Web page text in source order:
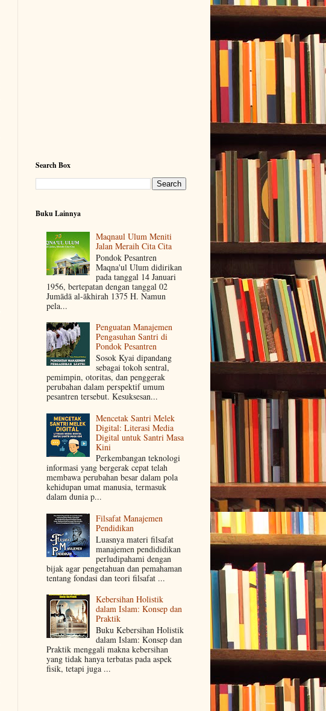
Search Box
Buku Lainnya
Maqnaul Ulum Meniti
Jalan Meraih Cita Cita
Pondok Pesantren
Maqna'ul Ulum didirikan
pada tanggal 14 Januari
1956, bertepatan dengan tanggal 02
Jumādā al-ākhirah 1375 H. Namun
pela...
Penguatan Manajemen
Pengasuhan Santri di
Pondok Pesantren
Sosok Kyai dipandang
sebagai tokoh sentral,
pemimpin, otoritas, dan penggerak
perubahan dalam perspektif umum
pesantren tersebut. Kesuksesan...
Mencetak Santri Melek
Digital: Literasi Media
Digital untuk Santri Masa
Kini
Perkembangan teknologi
informasi yang bergerak cepat telah
membawa perubahan besar dalam pola
kehidupan umat manusia, termasuk
dalam dunia p...
Filsafat Manajemen
Pendidikan
Luasnya materi filsafat
manajemen pendididikan
perludipahami dengan
bijak agar pengetahuan dan pemahaman
tentang fondasi dan teori filsafat ...
Kebersihan Holistik
dalam Islam: Konsep dan
Praktik
Buku Kebersihan Holistik
dalam Islam: Konsep dan
Praktik menggali makna kebersihan
yang tidak hanya terbatas pada aspek
fisik, tetapi juga ...